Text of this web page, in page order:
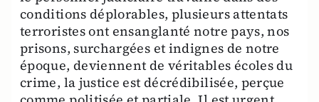
conditions déplorables, plusieurs attentats
terroristes ont ensanglanté notre pays, nos
prisons, surchargées et indignes de notre
époque, deviennent de véritables écoles du
crime, la justice est décrédibilisée, perçue